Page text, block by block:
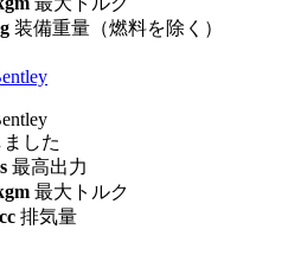
装備重量（燃料を除く）
した
最高出力
最大トルク
排気量